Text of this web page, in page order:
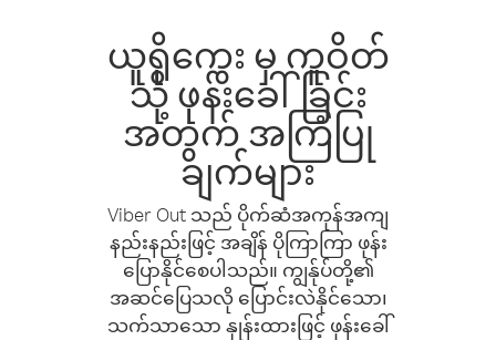
ယူရိုကွေး မှ ကူဝိတ်
သို့ ဖုန်းခေါ်ခြင်း
အတွက် အကြံပြု
ချက်များ
Viber Out သည် ပိုက်ဆံအကုန်အကျ
နည်းနည်းဖြင့် အချိန် ပိုကြာကြာ ဖုန်း
ပြောနိုင်စေပါသည်။ ကျွန်ုပ်တို့၏
အဆင်ပြေသလို ပြောင်းလဲနိုင်သော၊
သက်သာသော နှုန်းထားဖြင့် ဖုန်းခေါ်